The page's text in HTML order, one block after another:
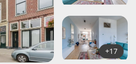
+17